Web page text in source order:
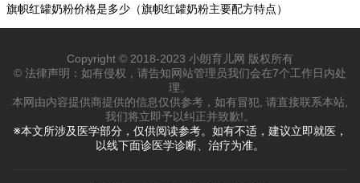
旗帜红罐奶粉价格是多少（旗帜红罐奶粉主要配方特点）
Copyright © 2018-2023 小朗育儿网 版权所有
© 法律声明：如有侵权，请告知网站管理员我们会在7个工作日内处
理。
本网由内容提供商提供的信息仅供参考，如有冒犯, 请直接联系本站,
我们将立即予以纠正并致歉!。
※本文所涉及医学部分，仅供阅读参考。如有不适，建议立即就医，
以线下面诊医学诊断、治疗为准。